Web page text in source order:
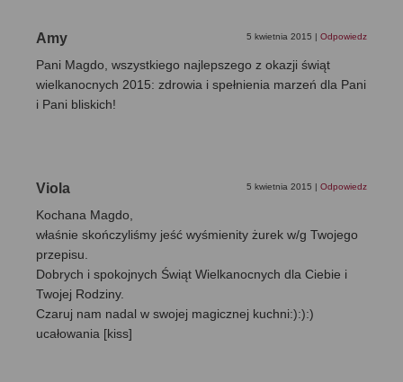
Amy 5 kwietnia 2015 | Odpowiedz
Pani Magdo, wszystkiego najlepszego z okazji świąt
wielkanocnych 2015: zdrowia i spełnienia marzeń dla Pani
i Pani bliskich!
Viola 5 kwietnia 2015 | Odpowiedz
Kochana Magdo,
właśnie skończyliśmy jeść wyśmienity żurek w/g Twojego
przepisu.
Dobrych i spokojnych Świąt Wielkanocnych dla Ciebie i
Twojej Rodziny.
Czaruj nam nadal w swojej magicznej kuchni:):):)
ucałowania [kiss]